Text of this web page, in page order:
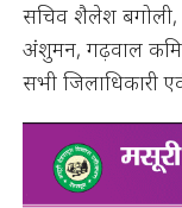
सचिव शैलेश बगोली,
अंशुमन, गढ़वाल
सभी जिलाधिकारी